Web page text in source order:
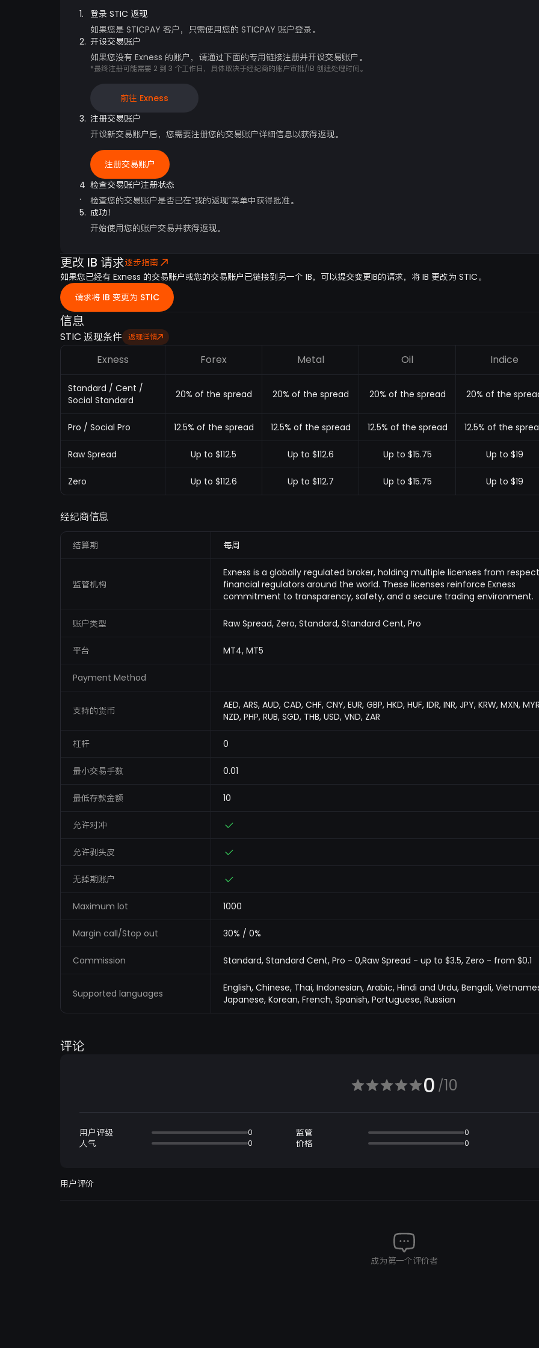
1.
登录 STIC 返现
如果您是 STICPAY 客户，只需使用您的 STICPAY 账户登录。
2. 开设交易账户
如果您没有 Exness 的账户，请通过下面的专用链接注册并开设交易账户。
*最终注册可能需要 2 到 3 个工作日，具体取决于经纪商的账户审批/IB 创建处理时间。
前往 Exness
3. 注册交易账户
开设新交易账户后，您需要注册您的交易账户详细信息以获得返现。
注册交易账户
4
.
检查交易账户注册状态
检查您的交易账户是否已在“我的返现”菜单中获得批准。
5. 成功！
开始使用您的账户交易并获得返现。
更改 IB 请求逐步指南
如果您已经有 Exness 的交易账户或您的交易账户已链接到另一个 IB，可以提交变更IB的请求，将 IB 更改为 STIC。
请求将 IB 变更为 STIC
信息
STIC 返现条件 返现详情
Exness Forex Metal Oil Indice
Standard / Cent /
Social Standard
20% of the spread 20% of the spread 20% of the spread 20% of the
Pro / Social Pro 12.5% of the spread 12.5% of the spread 12.5% of the spread 12.5% of the
Raw Spread Up to $112.5 Up to $112.6 Up to $15.75 Up to $19
Zero Up to $112.6 Up to $112.7 Up to $15.75 Up to $19
经纪商信息
结算期 每周
监管机构
Exness is a globally regulated broker, holding multiple licenses from
financial regulators around the world. These licenses reinforce Exness
commitment to transparency, safety, and a secure trading environment.
账户类型 Raw Spread, Zero, Standard, Standard Cent, Pro
平台 MT4, MT5
Payment Method
支持的货币
AED, ARS, AUD, CAD, CHF, CNY, EUR, GBP, HKD, HUF, IDR, INR, JPY, KRW, MXN,
NZD, PHP, RUB, SGD, THB, USD, VND, ZAR
杠杆 0
最小交易手数 0.01
最低存款金额 10
允许对冲
允许剥头皮
无掉期账户
Maximum lot 1000
Margin call/Stop out 30% / 0%
Commission Standard, Standard Cent, Pro - 0,Raw Spread - up to $3.5, Zero - from $0.1
Supported languages
English, Chinese, Thai, Indonesian, Arabic, Hindi and Urdu, Bengali,
Japanese, Korean, French, Spanish, Portuguese, Russian
评论
0 /10
用户评级 0
人气 0
监管 0
价格 0
用户评价
成为第一个评价者